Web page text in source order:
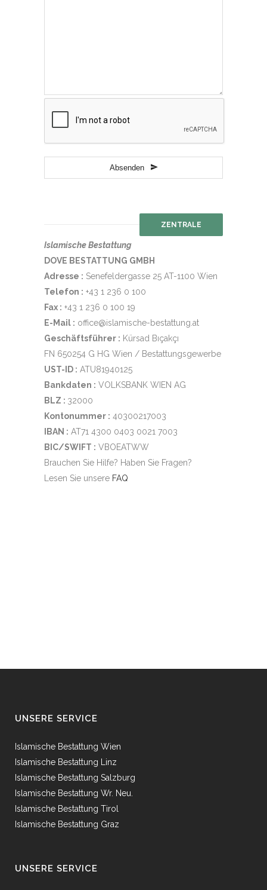
Absenden
ZENTRALE
Islamische Bestattung
DOVE BESTATTUNG GMBH
Adresse : Senefeldergasse 25 AT-1100 Wien
Telefon : +43 1 236 0 100
Fax : +43 1 236 0 100 19
E-Mail : office@islamische-bestattung.at
Geschäftsführer : Kürsad Bıçakçı
FN 650254 G HG Wien / Bestattungsgewerbe
UST-ID : ATU81940125
Bankdaten : VOLKSBANK WIEN AG
BLZ : 32000
Kontonummer : 40300217003
IBAN : AT71 4300 0403 0021 7003
BIC/SWIFT : VBOEATWW
Brauchen Sie Hilfe? Haben Sie Fragen?
Lesen Sie unsere FAQ
UNSERE SERVICE
Islamische Bestattung Wien
Islamische Bestattung Linz
Islamische Bestattung Salzburg
Islamische Bestattung Wr. Neu.
Islamische Bestattung Tirol
Islamische Bestattung Graz
UNSERE SERVICE